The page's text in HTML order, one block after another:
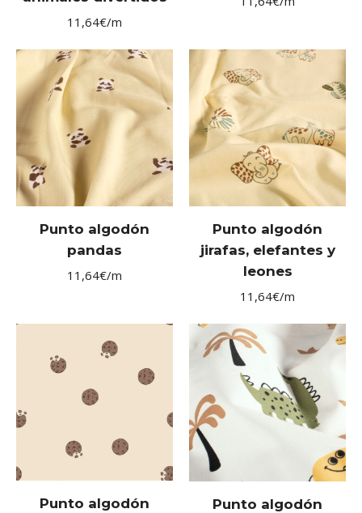
11,64€/m
Punto algodón
pandas
11,64€/m
Punto algodón
jirafas, elefantes y
leones
11,64€/m
Punto algodón
Punto algodón